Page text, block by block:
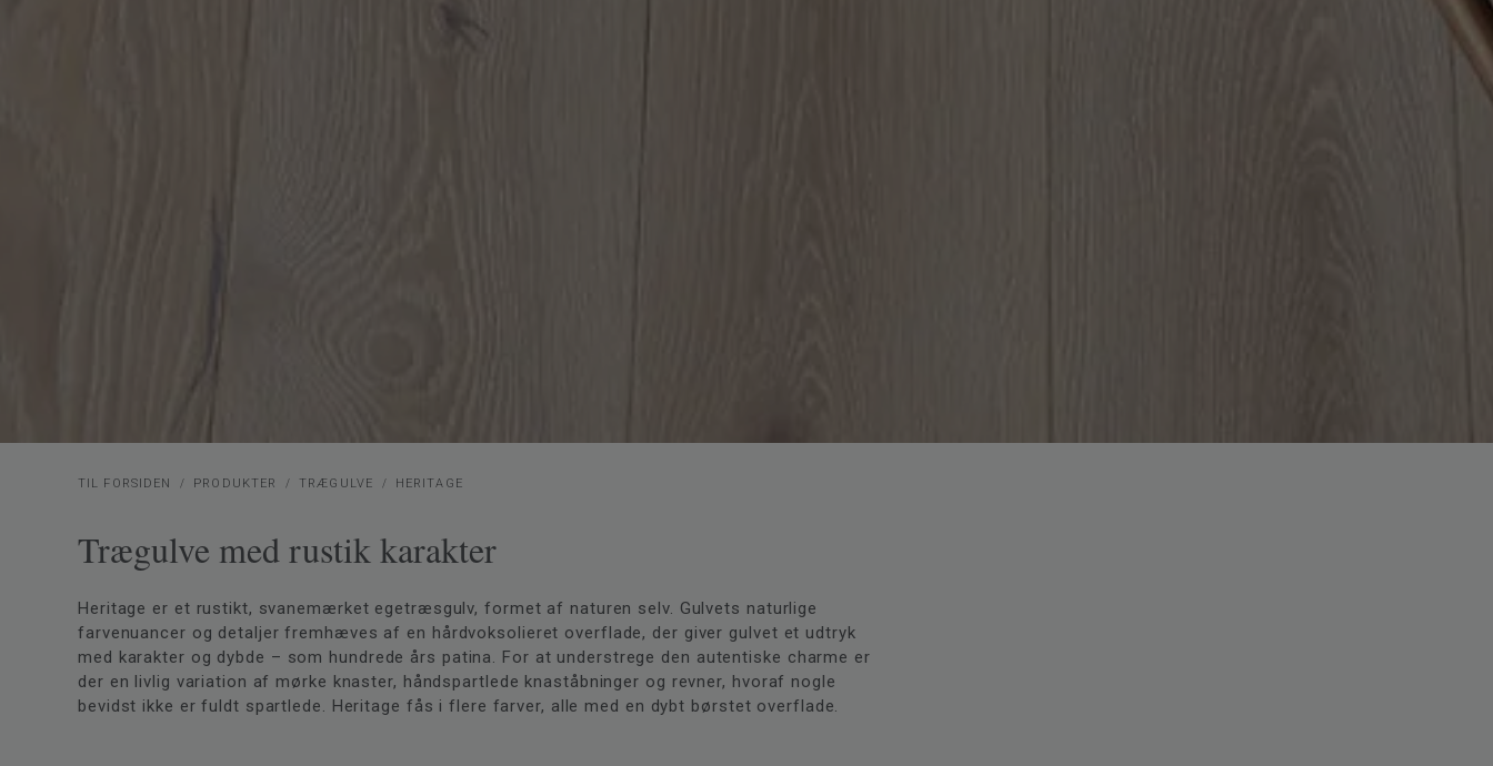
TIL FORSIDEN PRODUKTER TRÆGULVE HERITAGE
Trægulve med rustik karakter
Heritage er et rustikt, svanemærket egetræsgulv, formet af naturen selv. Gulvets naturlige
farvenuancer og detaljer fremhæves af en hårdvoksolieret overflade, der giver gulvet et udtryk
med karakter og dybde – som hundrede års patina. For at understrege den autentiske charme er
der en livlig variation af mørke knaster, håndspartlede knaståbninger og revner, hvoraf nogle
bevidst ikke er fuldt spartlede. Heritage fås i flere farver, alle med en dybt børstet overflade.